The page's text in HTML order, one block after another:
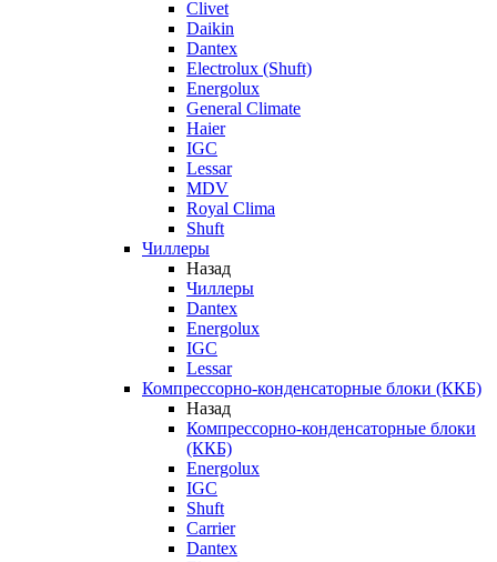
Clivet
Daikin
Dantex
Electrolux (Shuft)
Energolux
General Climate
Haier
IGC
Lessar
MDV
Royal Clima
Shuft
Чиллеры
Назад
Чиллеры
Dantex
Energolux
IGC
Lessar
Компрессорно-конденсаторные блоки (ККБ)
Назад
Компрессорно-конденсаторные блоки
(ККБ)
Energolux
IGC
Shuft
Carrier
Dantex